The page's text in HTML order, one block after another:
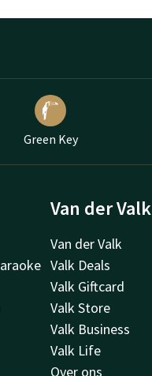
Green Key
Van der Valk
Van der Valk
Valk Deals
Valk Giftcard
Valk Store
Valk Business
Valk Life
Over ons